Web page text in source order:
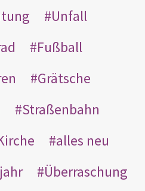
Unfall
Fußball
Grätsche
Straßenbahn
alles neu
Überraschung